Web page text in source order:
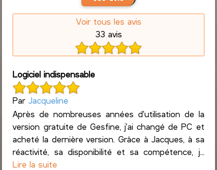
Voir tous les avis
33 avis
Logiciel indispensable
Par Jacqueline
Après de nombreuses années d'utilisation de la
version gratuite de Gesfine, j'ai changé de PC et
acheté la dernière version. Grâce à Jacques, à sa
réactivité, sa disponibilité et sa compétence, j...
Lire la suite